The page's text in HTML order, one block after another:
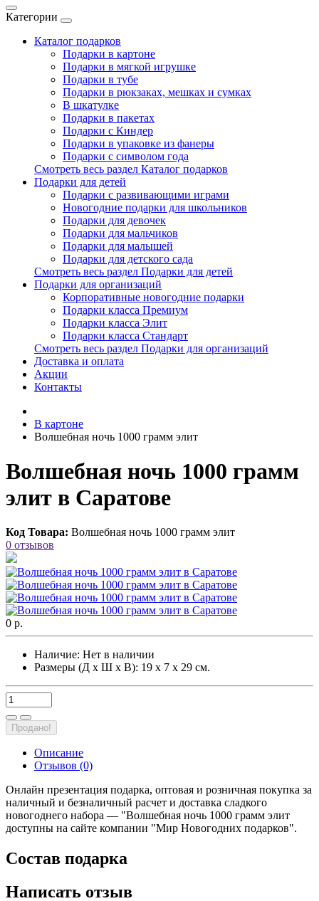
Категории
Каталог подарков
Подарки в картоне
Подарки в мягкой игрушке
Подарки в тубе
Подарки в рюкзаках, мешках и сумках
В шкатулке
Подарки в пакетах
Подарки с Киндер
Подарки в упаковке из фанеры
Подарки с символом года
Смотреть весь раздел Каталог подарков
Подарки для детей
Подарки с развивающими играми
Новогодние подарки для школьников
Подарки для девочек
Подарки для мальчиков
Подарки для малышей
Подарки для детского сада
Смотреть весь раздел Подарки для детей
Подарки для организаций
Корпоративные новогодние подарки
Подарки класса Премиум
Подарки класса Элит
Подарки класса Стандарт
Смотреть весь раздел Подарки для организаций
Доставка и оплата
Акции
Контакты
В картоне
Волшебная ночь 1000 грамм элит
Волшебная ночь 1000 грамм
элит в Саратове
Код Товара: Волшебная ночь 1000 грамм элит
0 отзывов
0 р.
Наличие: Нет в наличии
Размеры (Д х Ш х В): 19 х 7 х 29 см.
Продано!
Описание
Отзывов (0)
Онлайн презентация подарка, оптовая и розничная покупка за
наличный и безналичный расчет и доставка сладкого
новогоднего набора — "Волшебная ночь 1000 грамм элит
доступны на сайте компании "Мир Новогодних подарков".
Состав подарка
Написать отзыв